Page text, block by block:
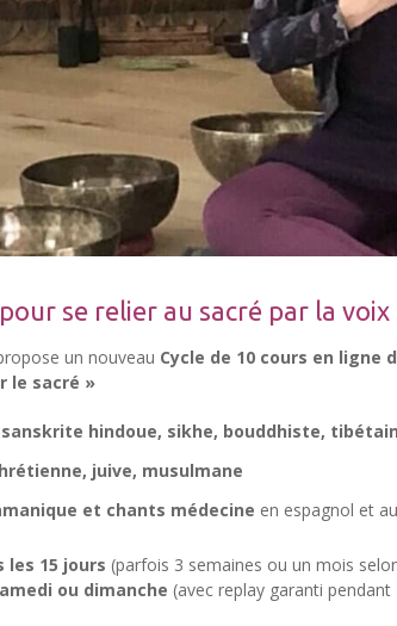
se relier au sacré par la voix
un nouveau Cycle de 10 cours en ligne
le sacré »
sanskrite hindoue, sikhe, bouddhiste,
juive, musulmane
et chants médecine en espagnol et
les 15 jours (parfois 3 semaines ou un mois
ou dimanche (avec replay garanti